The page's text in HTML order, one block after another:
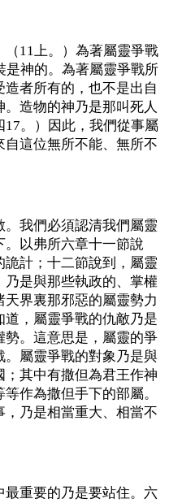
11上。）為著屬靈爭戰
是神的。為著屬靈爭戰所
者所有的，也不是出自
造物的神乃是那叫死人
。）因此，我們從事屬
這位無所不能、無所不
我們必須認清我們屬靈
以弗所六章十一節說
計；十二節說到，屬靈
是與那些執政的、掌權
界裏那邪惡的屬靈勢力
，屬靈爭戰的仇敵乃是
勢。這意思是，屬靈的爭
屬靈爭戰的對象乃是與
其中有撒但為君王作神
作為撒但手下的部屬。
乃是相當重大、相當不
重要的乃是要站住。六